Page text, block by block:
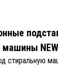
машины
стиральную